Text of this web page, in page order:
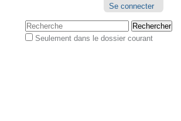
personnels
Se connecter
Chercher par
Seulement dans le dossier courant